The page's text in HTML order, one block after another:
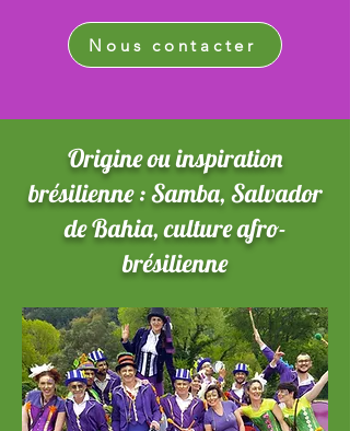
Nous contacter
Origine ou inspiration
brésilienne : Samba, Salvador
de Bahia, culture afro-
brésilienne